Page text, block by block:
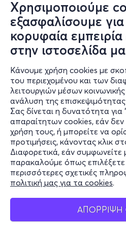
Χρησιμοποιούμε
εξασφαλίσουμε
κορυφαία
στην ιστοσελίδα
Κάνουμε χρήση cookies με
του περιεχομένου και των
λειτουργιών μέσων
ανάλυση της
Σας δίνεται η δυνατότητα
απαραίτητων cookies, εάν
χρήση τους, ή μπορείτε να
προτιμήσεις, κάνοντας κλικ
Διαφορετικά, εάν
παρακαλούμε όπως
περισσότερες σχετικές
πολιτική μας για τα cookies.
Πληροφορίες
Υποστήριξη
Stay Connected
Mobile app